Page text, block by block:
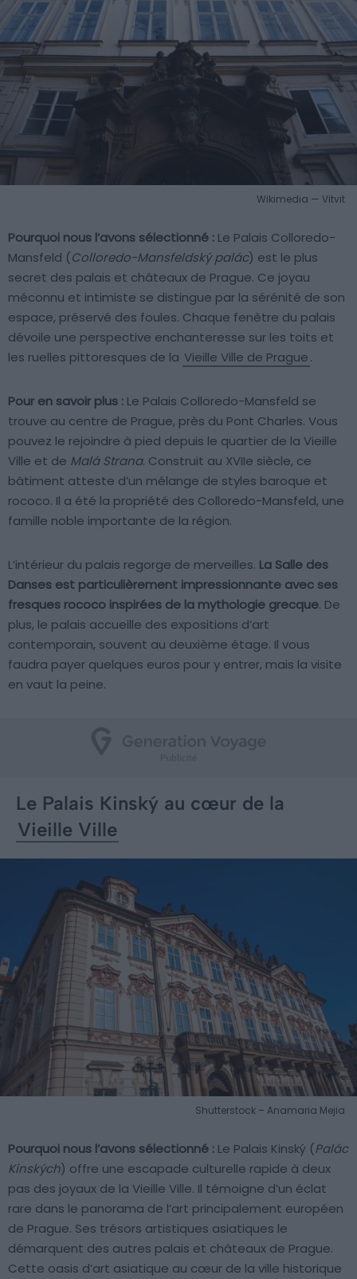
Wikimedia — Vitvit
Pourquoi nous l’avons sélectionné : Le Palais Colloredo-
Mansfeld (Colloredo-Mansfeldský palác) est le plus
secret des palais et châteaux de Prague. Ce joyau
méconnu et intimiste se distingue par la sérénité de son
espace, préservé des foules. Chaque fenêtre du palais
dévoile une perspective enchanteresse sur les toits et
les ruelles pittoresques de la Vieille Ville de Prague.
Pour en savoir plus : Le Palais Colloredo-Mansfeld se
trouve au centre de Prague, près du Pont Charles. Vous
pouvez le rejoindre à pied depuis le quartier de la Vieille
Ville et de Malá Strana. Construit au XVIIe siècle, ce
bâtiment atteste d’un mélange de styles baroque et
rococo. Il a été la propriété des Colloredo-Mansfeld, une
famille noble importante de la région.
L’intérieur du palais regorge de merveilles. La Salle des
Danses est particulièrement impressionnante avec ses
fresques rococo inspirées de la mythologie grecque. De
plus, le palais accueille des expositions d’art
contemporain, souvent au deuxième étage. Il vous
faudra payer quelques euros pour y entrer, mais la visite
en vaut la peine.
Le Palais Kinský au cœur de la
Vieille Ville
Shutterstock – Anamaria Mejia
Pourquoi nous l’avons sélectionné : Le Palais Kinský (Palác
Kinských) offre une escapade culturelle rapide à deux
pas des joyaux de la Vieille Ville. Il témoigne d’un éclat
rare dans le panorama de l’art principalement européen
de Prague. Ses trésors artistiques asiatiques le
démarquent des autres palais et châteaux de Prague.
Cette oasis d’art asiatique au cœur de la ville historique